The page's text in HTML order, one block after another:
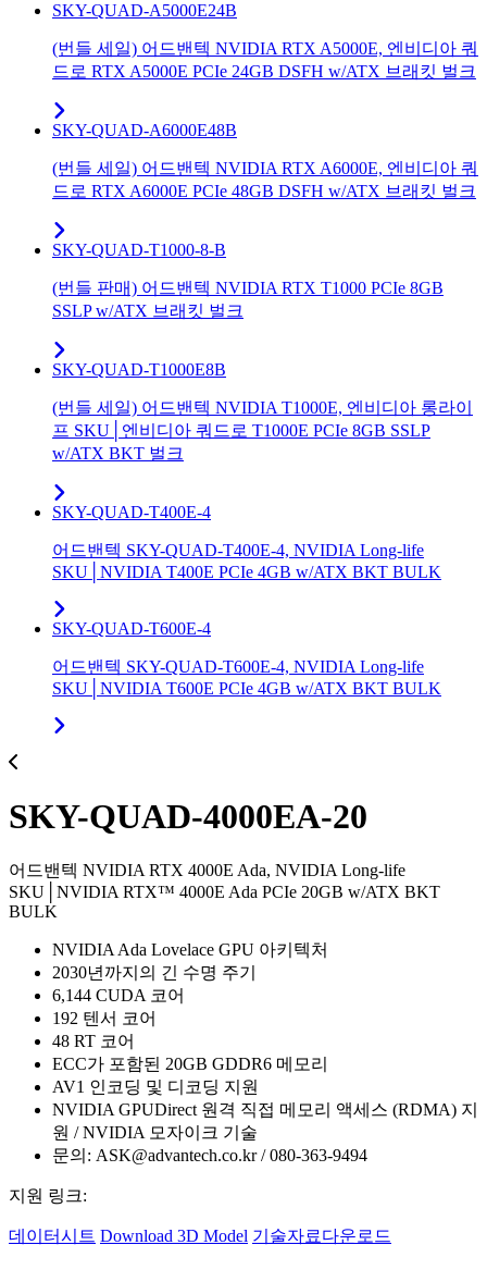
SKY-QUAD-A5000E24B
(번들 세일) 어드밴텍 NVIDIA RTX A5000E, 엔비디아 쿼
드로 RTX A5000E PCIe 24GB DSFH w/ATX 브래킷 벌크
SKY-QUAD-A6000E48B
(번들 세일) 어드밴텍 NVIDIA RTX A6000E, 엔비디아 쿼
드로 RTX A6000E PCIe 48GB DSFH w/ATX 브래킷 벌크
SKY-QUAD-T1000-8-B
(번들 판매) 어드밴텍 NVIDIA RTX T1000 PCIe 8GB
SSLP w/ATX 브래킷 벌크
SKY-QUAD-T1000E8B
(번들 세일) 어드밴텍 NVIDIA T1000E, 엔비디아 롱라이
프 SKU│엔비디아 쿼드로 T1000E PCIe 8GB SSLP
w/ATX BKT 벌크
SKY-QUAD-T400E-4
어드밴텍 SKY-QUAD-T400E-4, NVIDIA Long-life
SKU│NVIDIA T400E PCIe 4GB w/ATX BKT BULK
SKY-QUAD-T600E-4
어드밴텍 SKY-QUAD-T600E-4, NVIDIA Long-life
SKU│NVIDIA T600E PCIe 4GB w/ATX BKT BULK
SKY-QUAD-4000EA-20
어드밴텍 NVIDIA RTX 4000E Ada, NVIDIA Long-life
SKU│NVIDIA RTX™ 4000E Ada PCIe 20GB w/ATX BKT
BULK
NVIDIA Ada Lovelace GPU 아키텍처
2030년까지의 긴 수명 주기
6,144 CUDA 코어
192 텐서 코어
48 RT 코어
ECC가 포함된 20GB GDDR6 메모리
AV1 인코딩 및 디코딩 지원
NVIDIA GPUDirect 원격 직접 메모리 액세스 (RDMA) 지
원 / NVIDIA 모자이크 기술
문의: ASK@advantech.co.kr / 080-363-9494
지원 링크:
데이터시트 Download 3D Model 기술자료다운로드